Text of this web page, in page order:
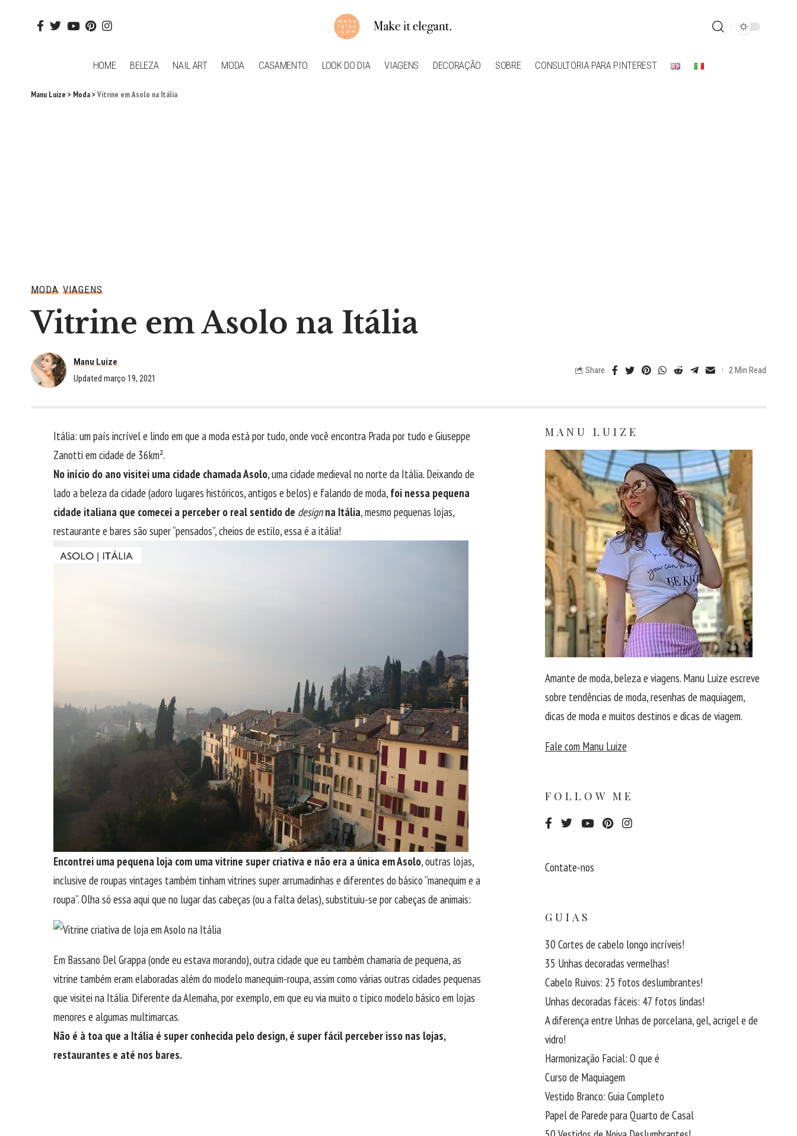
HOME BELEZA NAIL ART MODA CASAMENTO LOOK DO DIA VIAGENS DECORAÇÃO SOBRE CONSULTORIA PARA PINTEREST
Manu Luize > Moda> Vitrine em Asolo na Itália
MODA VIAGENS
Vitrine em Asolo na Itália
Manu Luize
Updated março 19, 2021
Share 2 Min Read
Itália: um país incrível e lindo em que a moda está por tudo, onde você encontra Prada por tudo e Giuseppe
Zanotti em cidade de 36km².
No início do ano visitei uma cidade chamada Asolo, uma cidade medieval no norte da Itália. Deixando de
lado a beleza da cidade (adoro lugares históricos, antigos e belos) e falando de moda, foi nessa pequena
cidade italiana que comecei a perceber o real sentido de designna Itália, mesmo pequenas lojas,
restaurante e bares são super “pensados”, cheios de estilo, essa é a itália!
Encontrei uma pequena loja com uma vitrine super criativa e não era a única em Asolo, outras lojas,
inclusive de roupas vintages também tinham vitrines super arrumadinhas e diferentes do básico “manequim e a
roupa”. Olha só essa aqui que no lugar das cabeças (ou a falta delas), substituiu-se por cabeças de animais:
Em Bassano Del Grappa (onde eu estava morando), outra cidade que eu também chamaria de pequena, as
vitrine também eram elaboradas além do modelo manequim-roupa, assim como várias outras cidades pequenas
que visitei na Itália. Diferente da Alemaha, por exemplo, em que eu via muito o típico modelo básico em lojas
menores e algumas multimarcas.
Não é à toa que a Itália é super conhecida pelo design, é super fácil perceber isso nas lojas,
restaurantes e até nos bares.
MANU LUIZE
Amante de moda, beleza e viagens. Manu Luize escreve
sobre tendências de moda, resenhas de maquiagem,
dicas de moda e muitos destinos e dicas de viagem.
Fale com Manu Luize
FOLLOW ME
Contate-nos
GUIAS
30 Cortes de cabelo longo incríveis!
35 Unhas decoradas vermelhas!
Cabelo Ruivos: 25 fotos deslumbrantes!
Unhas decoradas fáceis: 47 fotos lindas!
A diferença entre Unhas de porcelana, gel, acrigel e de
vidro!
Harmonização Facial: O que é
Curso de Maquiagem
Vestido Branco: Guia Completo
Papel de Parede para Quarto de Casal